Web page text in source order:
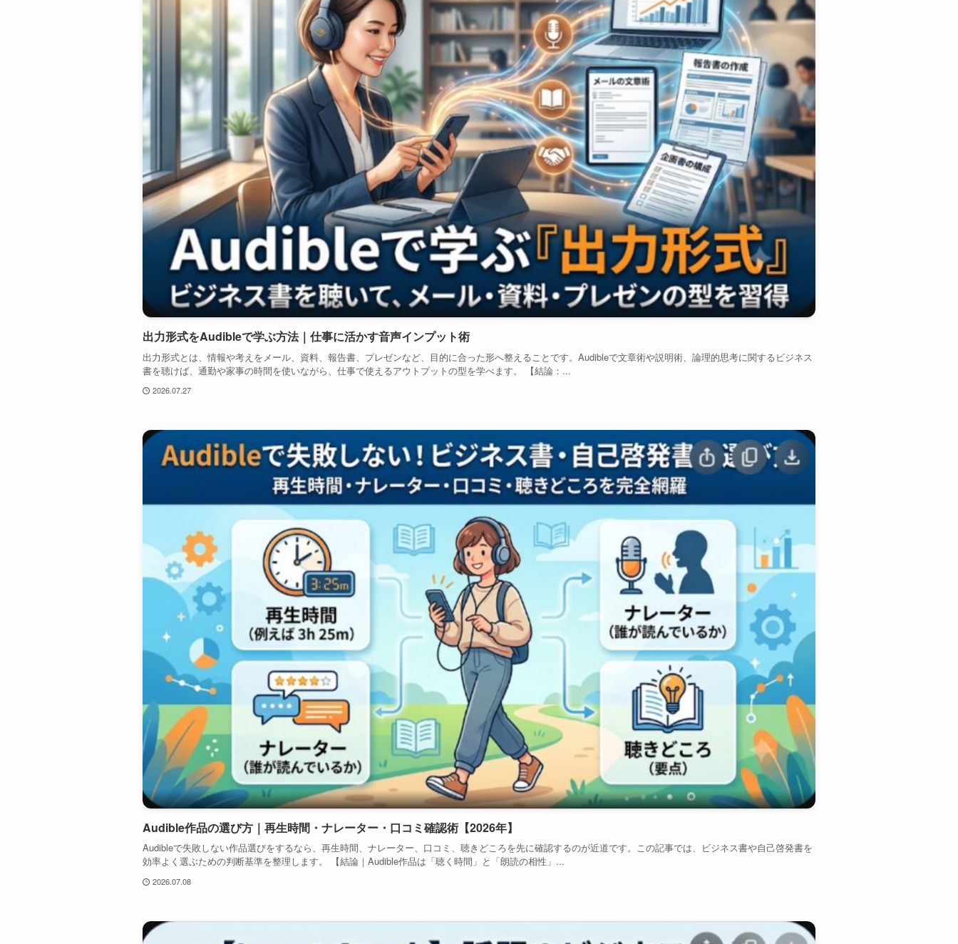
出力形式をAudibleで学ぶ方法｜仕事に活かす音声インプット術
出力形式とは、情報や考えをメール、資料、報告書、プレゼンなど、目的に合った形へ整えることです。Audibleで文章術や説明術、論理的思考に関するビジネス
書を聴けば、通勤や家事の時間を使いながら、仕事で使えるアウトプットの型を学べます。 【結論：...
2026.07.27
Audible作品の選び方｜再生時間・ナレーター・口コミ確認術【2026年】
Audibleで失敗しない作品選びをするなら、再生時間、ナレーター、口コミ、聴きどころを先に確認するのが近道です。この記事では、ビジネス書や自己啓発書を
効率よく選ぶための判断基準を整理します。 【結論｜Audible作品は「聴く時間」と「朗読の相性」...
2026.07.08